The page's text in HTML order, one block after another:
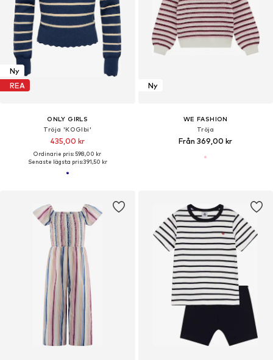
Ny
REA
ONLY GIRLS
Tröja 'KOGIbi'
435,00 kr
Ordinarie pris: 598,00 kr
Senaste lägsta pris:391,50 kr
Ny
WE FASHION
Tröja
Från 369,00 kr